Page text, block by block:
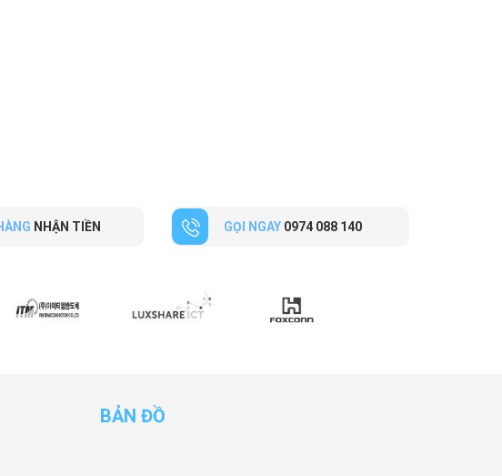
NHẬN TIỀN GỌI NGAY0974 088 140
BẢN ĐỒ